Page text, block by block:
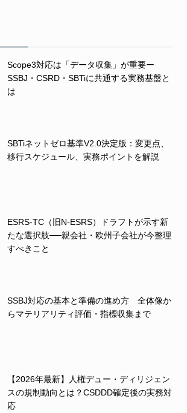
Scope3対応は「データ収集」が重要ー
SSBJ・CSRD・SBTiに共通する実務基盤と
は
SBTiネットゼロ基準V2.0決定版：変更点、
移行スケジュール、実務ポイントを解説
ESRS-TC（旧N-ESRS）ドラフトが示す新
たな選択肢──親会社・欧州子会社が今整理
すべきこと
SSBJ対応の基本と準備の進め方 全体像か
らマテリアリティ評価・指標収集まで
【2026年最新】人権デュー・ディリジェン
スの規制動向とは？CSDDD確定後の実務対
応